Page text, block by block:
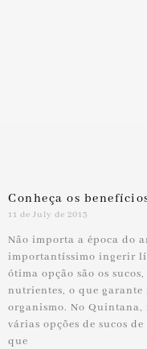
Conheça os
11 de July de 2013
Não importa a época do
importantíssimo ingerir
ótima opção são os
nutrientes, o que garante
organismo. No Quintana,
várias opções de sucos
que